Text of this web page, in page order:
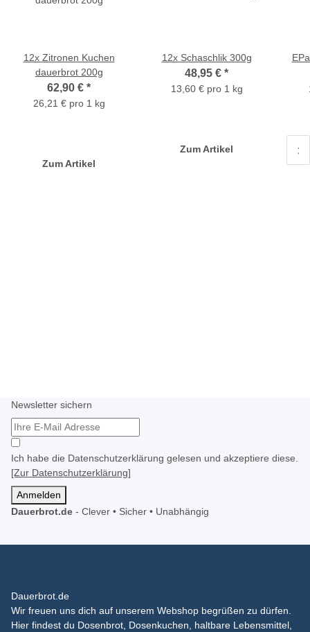
12x Zitronen Kuchen
dauerbrot 200g
62,90 € *
26,21 € pro 1 kg
Zum Artikel
12x Schaschlik 300g
48,95 € *
13,60 € pro 1 kg
Zum Artikel
Newsletter sichern
Ich habe die Datenschutzerklärung gelesen und akzeptiere diese.
[Zur Datenschutzerklärung]
Anmelden
Dauerbrot.de - Clever • Sicher • Unabhängig
Dauerbrot.de
Wir freuen uns dich auf unserem Webshop begrüßen zu dürfen.
Hier findest du Dosenbrot, Dosenkuchen, haltbare Lebensmittel,